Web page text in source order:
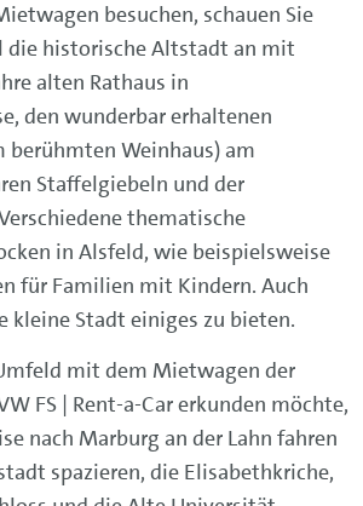
besuchen, schauen Sie
die historische Altstadt an mit
alten Rathaus in
den wunderbar erhaltenen
berühmten Weinhaus) am
Staffelgiebeln und der
thematische
in Alsfeld, wie beispielsweise
für Familien mit Kindern. Auch
kleine Stadt einiges zu bieten.
mit dem Mietwagen der
FS | Rent-a-Car erkunden möchte,
nach Marburg an der Lahn fahren
spazieren, die Elisabethkriche,